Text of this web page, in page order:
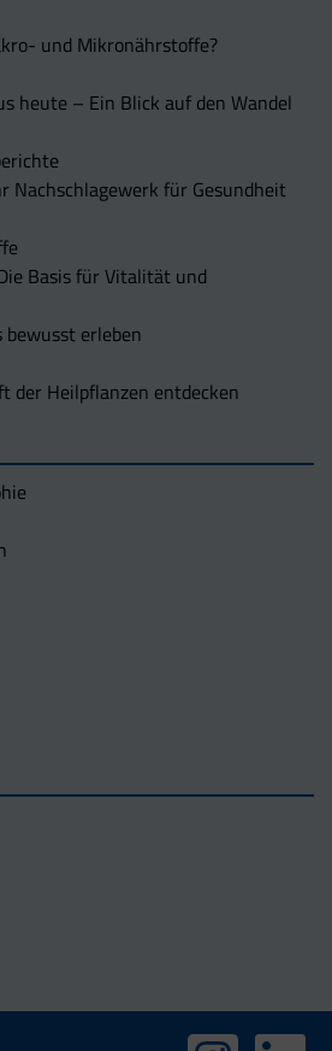
und Mikronährstoffe?
heute – Ein Blick auf den Wandel
Nachschlagewerk für Gesundheit
Basis für Vitalität und
erleben
der Heilpflanzen entdecken